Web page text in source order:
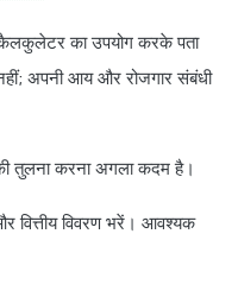
का उपयोग करके पता
अपनी आय और रोजगार संबंधी
तुलना करना अगला कदम है।
वित्तीय विवरण भरें। आवश्यक